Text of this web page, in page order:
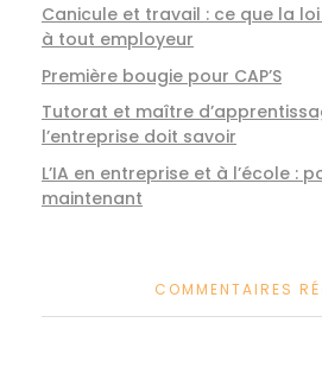
Canicule et travail : ce que la
à tout employeur
Première bougie pour CAP’S
Tutorat et maître
l’entreprise doit savoir
L’IA en entreprise et à l’école :
maintenant
COMMENTAIRES